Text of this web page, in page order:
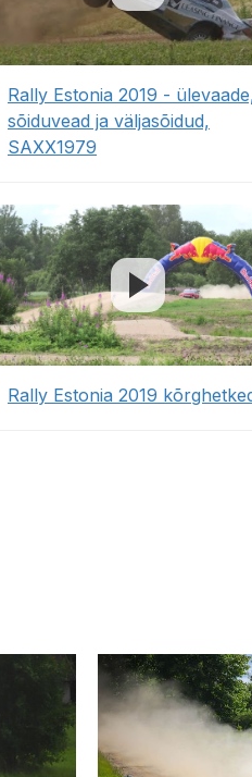
Rally Estonia 2019 -
sõiduvead ja väljasõidud,
SAXX1979
Rally Estonia 2019